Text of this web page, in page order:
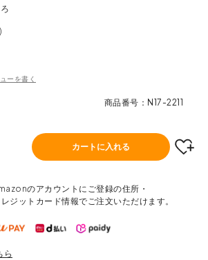
ーを書く
商品番号 N17-2211
カートに入れる
のアカウントにご登録の住所・
ジットカード情報でご注文いただけます。
ら